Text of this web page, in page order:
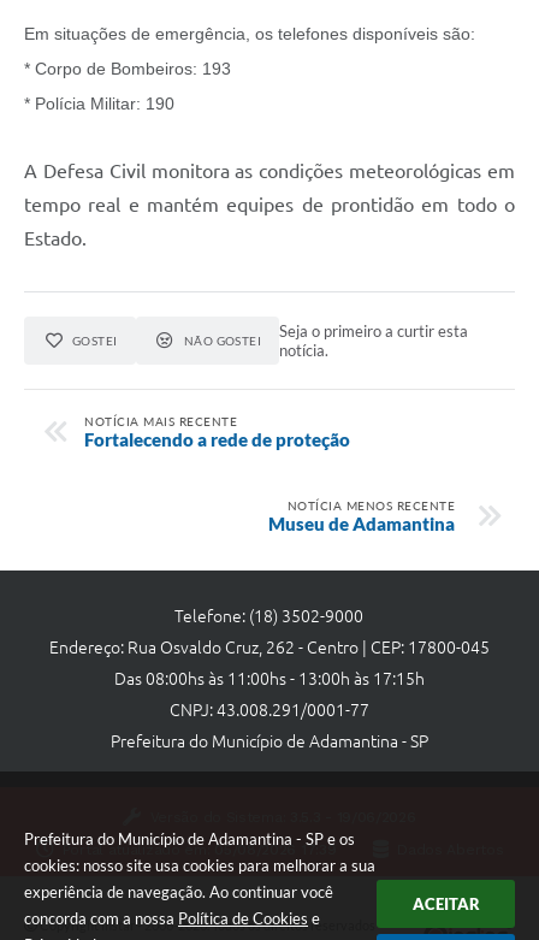
Prefeitura do Município de Adamantina - SP e os
cookies: nosso site usa cookies para melhorar a sua
experiência de navegação. Ao continuar você
concorda com a nossa Política de Cookies e
ACEITAR
Em situações de emergência, os telefones disponíveis são:
* Corpo de Bombeiros: 193
* Polícia Militar: 190
A Defesa Civil monitora as condições meteorológicas em
tempo real e mantém equipes de prontidão em todo o
Estado.
GOSTEI NÃO GOSTEI
Seja o primeiro a curtir esta
notícia.
NOTÍCIA MAIS RECENTE
Fortalecendo a rede de proteção
NOTÍCIA MENOS RECENTE
Museu de Adamantina
Telefone: (18) 3502-9000
Endereço: Rua Osvaldo Cruz, 262 - Centro | CEP: 17800-045
Das 08:00hs às 11:00hs - 13:00h às 17:15h
CNPJ: 43.008.291/0001-77
Prefeitura do Município de Adamantina - SP
Portal atualizado em: 05/08/2026 17:39
Copyright Instar - 2006-2026. Todos os direitos reservados -